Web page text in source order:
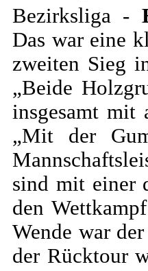
Bezirksliga -
Das war eine
zweiten Sieg
„Beide
insgesamt mit
„Mit der
sind mit einer
den
Wende war
der Rücktour